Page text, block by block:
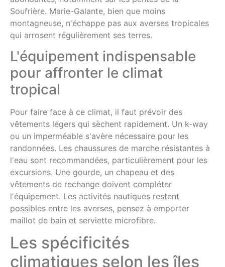
Soufrière. Marie-Galante, bien que moins
montagneuse, n'échappe pas aux averses tropicales
qui arrosent régulièrement ses terres.
L'équipement indispensable
pour affronter le climat
tropical
Pour faire face à ce climat, il faut prévoir des
vêtements légers qui sèchent rapidement. Un k-way
ou un imperméable s'avère nécessaire pour les
randonnées. Les chaussures de marche résistantes à
l'eau sont recommandées, particulièrement pour les
excursions. Une gourde, un chapeau et des
vêtements de rechange doivent compléter
l'équipement. Les activités nautiques restent
possibles entre les averses, pensez à emporter
maillot de bain et serviette microfibre.
Les spécificités
climatiques selon les îles